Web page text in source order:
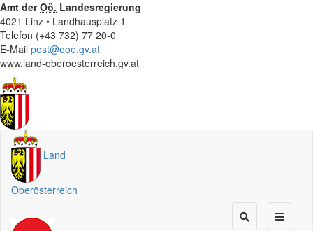
Amt derOö. Landesregierung
4021 Linz • Landhausplatz 1
Telefon (+43 732) 77 20-0
E-Mail post@ooe.gv.at
www.land-oberoesterreich.gv.at
Land
Oberösterreich